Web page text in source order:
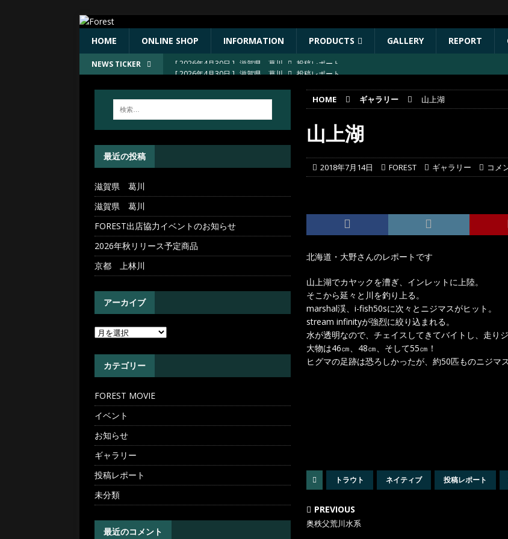
HOME ONLINE SHOP INFORMATION PRODUCTS GALLERY REPORT
NEWS TICKER [ 2026年4月30日 ] 滋賀県 葛川
投稿レポート
2026年秋リリース予定商品
お知らせ
投稿レポート
[ 2026年4月30日 ] 滋賀県 葛川 投稿レポート
HOME ギャラリー 山上湖
山上湖
2018年7月14日 FOREST ギャラリー コメ
北海道・大野さんのレポートです
山上湖でカヤックを漕ぎ、インレットに上陸。
そこから延々と川を釣り上る。
marshal渓、i-fish50sに次々とニジマスがヒット。
stream infinityが強烈に絞り込まれる。
水が透明なので、チェイスしてきてバイトし、走り
大物は46㎝、48㎝、そして55㎝！
ヒグマの足跡は恐ろしかったが、約50匹ものニジマ
トラウト ネイティブ 投稿レポート
PREVIOUS
奥秩父荒川水系
最近の投稿
滋賀県 葛川
滋賀県 葛川
FOREST出店協力イベントのお知らせ
2026年秋リリース予定商品
京都 上林川
アーカイブ
カテゴリー
FOREST MOVIE
イベント
お知らせ
ギャラリー
投稿レポート
未分類
最近のコメント